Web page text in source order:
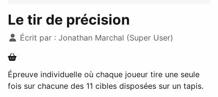
Le tir de précision
DétailsÉcrit par : Jonathan Marchal (Super User)
Épreuve individuelle où chaque joueur tire une seule
fois sur chacune des 11 cibles disposées sur un tapis.